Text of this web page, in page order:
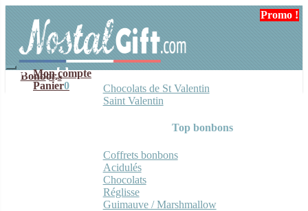
navigation
contenu
Mon compte
Panier0
Bonbons
Chocolats de St Valentin
Saint Valentin
Top bonbons
Coffrets bonbons
Acidulés
Chocolats
Réglisse
Guimauve / Marshmallow
Promo !
Promo !
Promo !
Promo !